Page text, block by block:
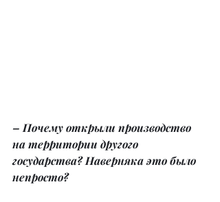
– Почему открыли производство
на территории другого
государства? Наверняка это было
непросто?